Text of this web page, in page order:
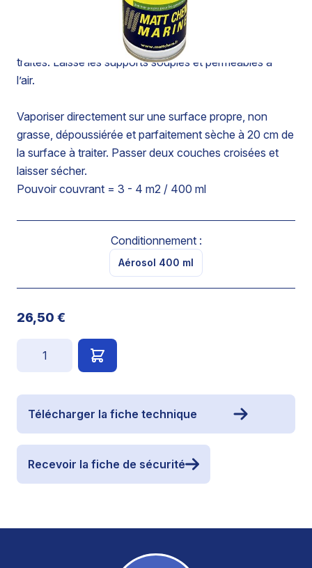
textiles et supports compatibles.
Par son pouvoir hydrophobe, constitue une barrière
contre la pénétration de la pluie à travers les tissus
traités. Laisse les supports souples et perméables à
l’air.
Vaporiser directement sur une surface propre, non
grasse, dépoussiérée et parfaitement sèche à 20 cm de
la surface à traiter. Passer deux couches croisées et
laisser sécher.
Pouvoir couvrant = 3 - 4 m2 / 400 ml
Conditionnement :
Aérosol 400 ml
26,50 €
Télécharger la fiche technique
Recevoir la fiche de sécurité